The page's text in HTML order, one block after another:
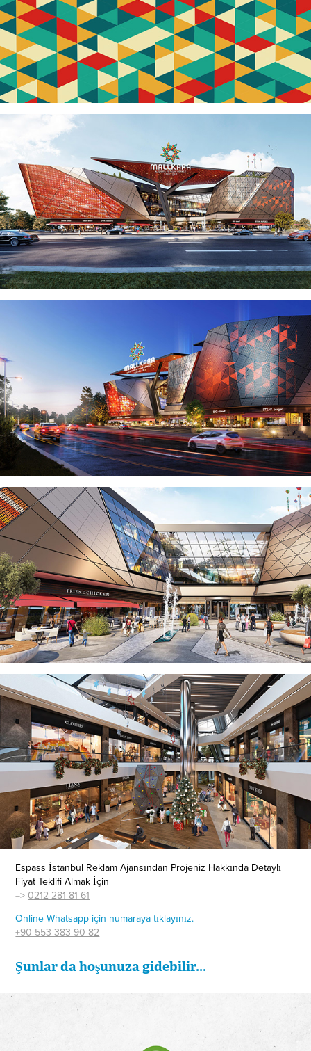
Espass İstanbul Reklam Ajansından Projeniz Hakkında Detaylı
Fiyat Teklifi Almak İçin
=>0212 281 81 61​​​​​​​
Online Whatsapp için numaraya tıklayınız.
+90 553 383 90 82
Şunlar da hoşunuza gidebilir...
Saff Invest Logo, Kurumsal Kimlik ve
Web Sitesi